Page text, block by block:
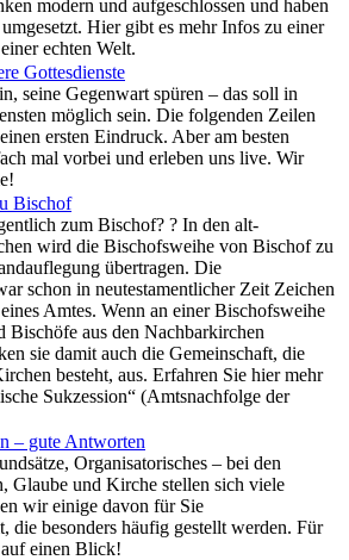
modern und aufgeschlossen und haben
Hier gibt es mehr Infos zu einer
echten Welt.
Gottesdienste
seine Gegenwart spüren – das soll in
möglich sein. Die folgenden Zeilen
ersten Eindruck. Aber am besten
mal vorbei und erleben uns live. Wir
Bischof
zum Bischof? ? In den alt-
wird die Bischofsweihe von Bischof zu
übertragen. Die
schon in neutestamentlicher Zeit Zeichen
Amtes. Wenn an einer Bischofsweihe
Bischöfe aus den Nachbarkirchen
sie damit auch die Gemeinschaft, die
besteht, aus. Erfahren Sie hier mehr
Sukzession“ (Amtsnachfolge der
– gute Antworten
Organisatorisches – bei den
Glaube und Kirche stellen sich viele
wir einige davon für Sie
die besonders häufig gestellt werden. Für
einen Blick!